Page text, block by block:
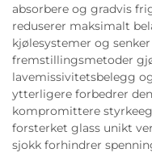
absorbere og gradvis
reduserer maksimalt
kjølesystemer og
fremstillingsmetoder
lavemissivitetsbelegg
ytterligere forbedrer
kompromittere
forsterket glass unikt
sjokk forhindrer